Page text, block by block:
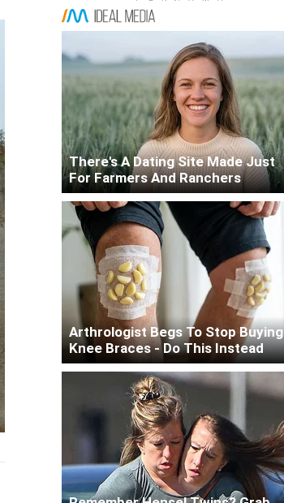
There's A Dating Site Made Just
For Farmers And Ranchers
Arthrologist Begs To Stop Buying
Knee Braces - Do This Instead